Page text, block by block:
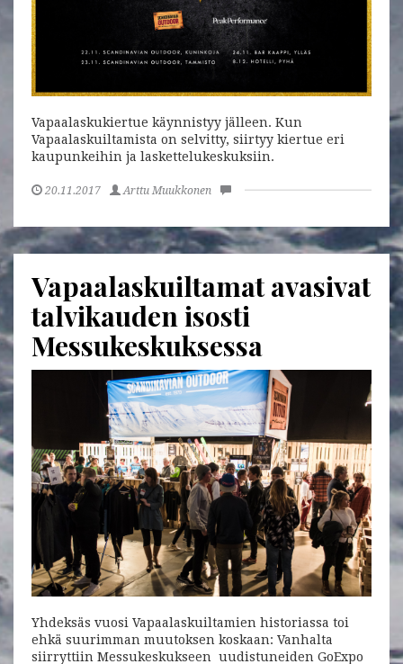
Vapaalaskukiertue käynnistyy jälleen. Kun
Vapaalaskuiltamista on selvitty, siirtyy kiertue eri
kaupunkeihin ja laskettelukeskuksiin.
20.11.2017 Arttu Muukkonen
Vapaalaskuiltamat avasivat
talvikauden isosti
Messukeskuksessa
Yhdeksäs vuosi Vapaalaskuiltamien historiassa toi
ehkä suurimman muutoksen koskaan: Vanhalta
siirryttiin Messukeskukseen uudistuneiden GoExpo